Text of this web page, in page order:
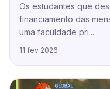
Os estudantes que
financiamento das
uma faculdade pri...
11 fev 2026